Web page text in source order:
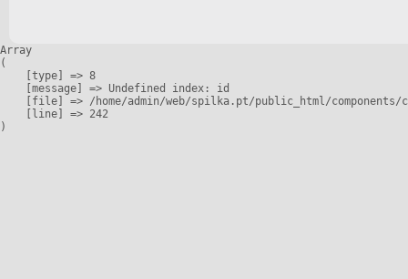
Array
(
    [type] => 8
    [message] => Undefined index: id
[file] => /home/admin/web/spilka.pt/public_html/
    [line] => 242